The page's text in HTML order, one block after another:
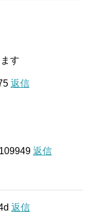
す
返信
返信
返信